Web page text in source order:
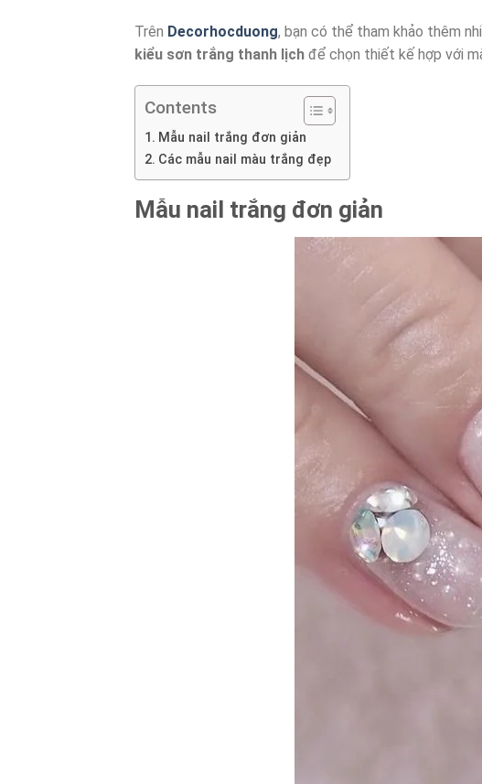
Trên Decorhocduong, bạn có thể tham khảo thêm
kiểu sơn trắng thanh lịch để chọn thiết kế hợp với
Contents
Mẫu nail trắng đơn giản
Các mẫu nail màu trắng đẹp
Mẫu nail trắng đơn giản